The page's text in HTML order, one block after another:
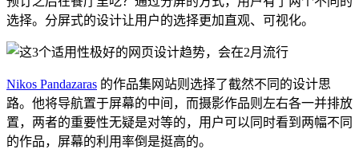
选择。分屏式的设计让用户的选择更加直观、可视化。
Nikos Pandazaras 的作品集网站则选择了截然不同的设计思
路。他将导航置于屏幕的中间，而摄影作品则左右各一并排放
置，两者的重要性无疑是对等的，用户可以同时看到两幅不同
的作品，屏幕的利用率倒是挺高的。